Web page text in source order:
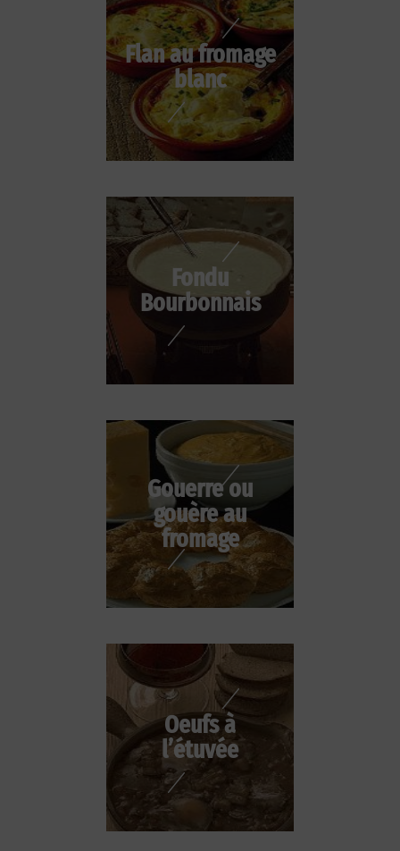
Flan au fromage
blanc
Fondu
Bourbonnais
Gouerre ou
gouère au
fromage
Oeufs à
l’étuvée